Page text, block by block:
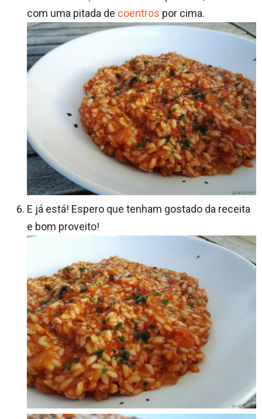
com uma pitada de coentros por cima.
E já está! Espero que tenham gostado da receita
e bom proveito!